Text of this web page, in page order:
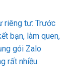
riêng tư: Trước
bạn, làm quen,
gói Zalo
rất nhiều.